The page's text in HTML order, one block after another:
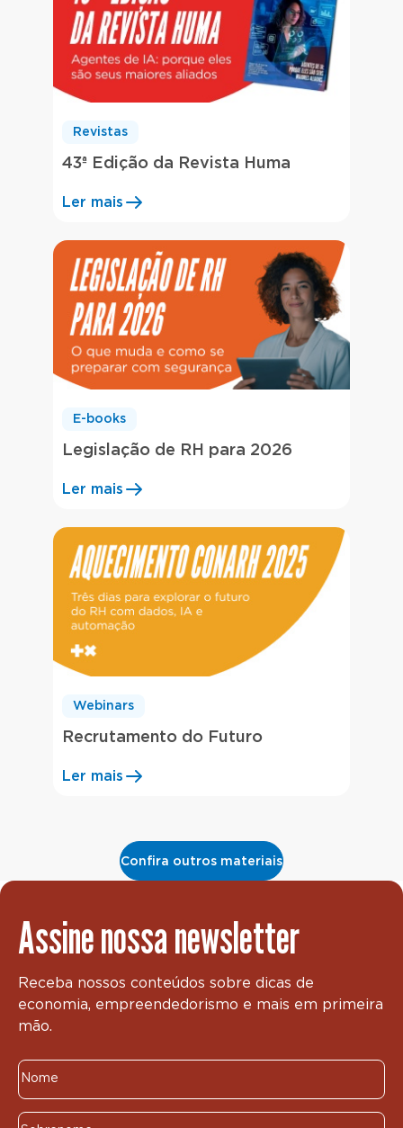
Revistas
43ª Edição da Revista Huma
Ler mais
E-books
Legislação de RH para 2026
Ler mais
Webinars
Recrutamento do Futuro
Ler mais
Confira outros materiais
Assine nossa newsletter
Receba nossos conteúdos sobre dicas de
economia, empreendedorismo e mais em primeira
mão.